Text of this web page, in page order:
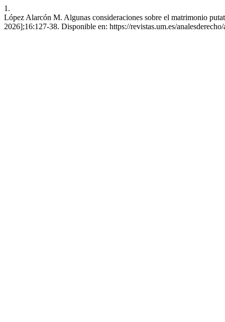
1.
López Alarcón M. Algunas consideraciones sobre el matrimonio
2026];16:127-38. Disponible en: https://revistas.um.es/